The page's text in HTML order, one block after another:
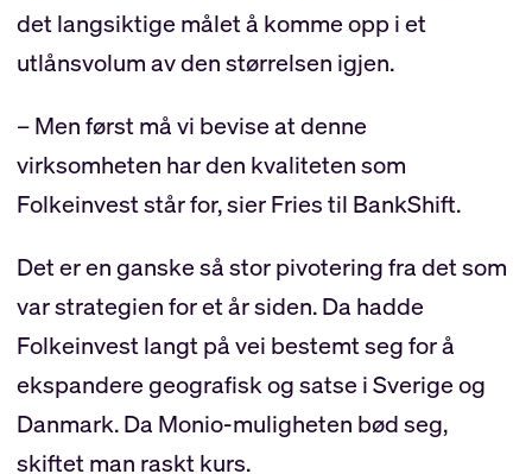
det langsiktige målet å komme opp i et
utlånsvolum av den størrelsen igjen.
– Men først må vi bevise at denne
virksomheten har den kvaliteten som
Folkeinvest står for, sier Fries til BankShift.
Det er en ganske så stor pivotering fra det som
var strategien for et år siden. Da hadde
Folkeinvest langt på vei bestemt seg for å
ekspandere geografisk og satse i Sverige og
Danmark. Da Monio-muligheten bød seg,
skiftet man raskt kurs.